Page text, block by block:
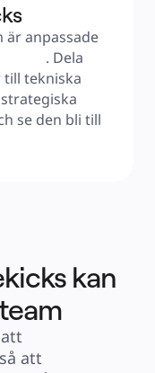
är anpassade
. Dela
tekniska
se den bli till
kan
att